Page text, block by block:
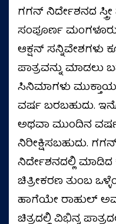
ಗಗನ್ ನಿರ್ದೇಶನದ
ಸಂಪೂರ್ಣ
ಆಕ್ಷನ್‌ ಸನ್ನಿವೇಶಗಳು
ಪಾತ್ರವನ್ನು
ಸಿನಿಮಾಗಳು
ವರ್ಷ ಬರಬಹುದು.
ಅಥವಾ ಮುಂದಿನ
ನಿರೀಕ್ಷಿಸಬಹುದು.
ನಿರ್ದೇಶನದಲ್ಲಿ
ಚಿತ್ರೀಕರಣ ತುಂಬ
ಹಾಗೆಯೇ ರಾಹುಲ್
ಚಿತ್ರದಲ್ಲಿ ವಿಭಿನ್ನ